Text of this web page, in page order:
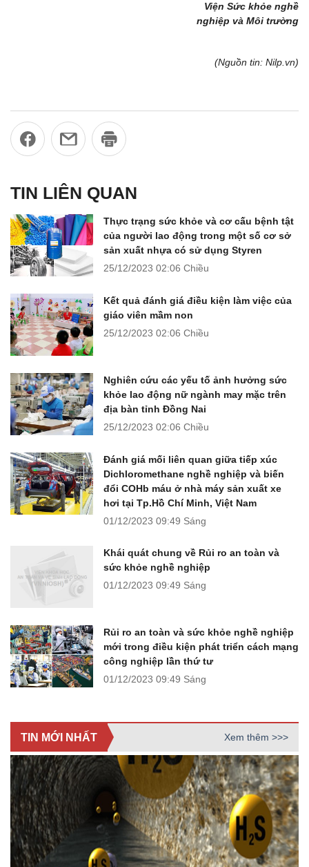
Viện Sức khỏe nghề
nghiệp và Môi trường
(Nguồn tin: Nilp.vn)
TIN LIÊN QUAN
Thực trạng sức khỏe và cơ cấu bệnh tật
của người lao động trong một số cơ sở
sản xuất nhựa có sử dụng Styren
25/12/2023 02:06 Chiều
Kết quả đánh giá điều kiện làm việc của
giáo viên mầm non
25/12/2023 02:06 Chiều
Nghiên cứu các yếu tố ảnh hưởng sức
khỏe lao động nữ ngành may mặc trên
địa bàn tỉnh Đồng Nai
25/12/2023 02:06 Chiều
Đánh giá mối liên quan giữa tiếp xúc
Dichloromethane nghề nghiệp và biến
đổi COHb máu ở nhà máy sản xuất xe
hơi tại Tp.Hồ Chí Minh, Việt Nam
01/12/2023 09:49 Sáng
Khái quát chung về Rủi ro an toàn và
sức khỏe nghề nghiệp
01/12/2023 09:49 Sáng
Rủi ro an toàn và sức khỏe nghề nghiệp
mới trong điều kiện phát triển cách mạng
công nghiệp lần thứ tư
01/12/2023 09:49 Sáng
TIN MỚI NHẤT Xem thêm >>>